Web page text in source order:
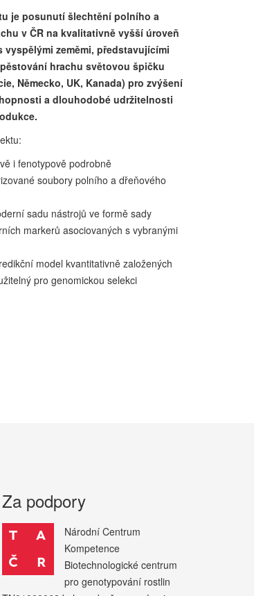
je posunutí šlechtění polního a
v ČR na kvalitativně vyšší úroveň
vyspělými zeměmi, představujícími
hrachu světovou špičku
Německo, UK, Kanada) pro zvýšení
a dlouhodobé udržitelnosti
i fenotypově podrobně
soubory polního a dřeňového
sadu nástrojů ve formě sady
markerů asociovaných s vybranými
model kvantitativně založených
pro genomickou selekci
Za podpory
Národní Centrum
Kompetence
Biotechnologické centrum
pro genotypování rostlin